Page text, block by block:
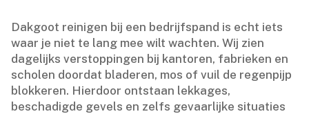
Dakgoot reinigen bij een bedrijfspand is echt iets
waar je niet te lang mee wilt wachten.​ Wij zien
dagelijks verstoppingen bij kantoren, fabrieken en
scholen doordat bladeren, mos of vuil de regenpijp
blokkeren.​ Hierdoor ontstaan lekkages,
beschadigde gevels en zelfs gevaarlijke situaties